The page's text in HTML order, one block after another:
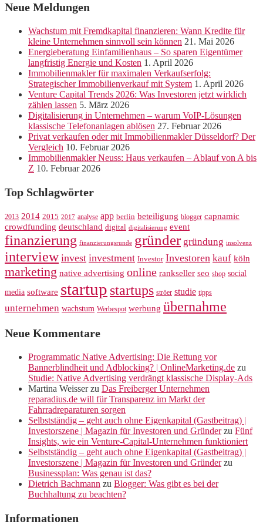
Neue Meldungen
Wachstum mit Fremdkapital finanzieren: Wann Kredite für
kleine Unternehmen sinnvoll sein können 21. Mai 2026
Energieberatung Einfamilienhaus – So sparen Eigentümer
langfristig Energie und Kosten 1. April 2026
Immobilienmakler für maximalen Verkaufserfolg:
Strategischer Immobilienverkauf mit System 1. April 2026
Venture Capital Trends 2026: Was Investoren jetzt wirklich
zählen lassen 5. März 2026
Digitalisierung in Unternehmen – warum VoIP-Lösungen
klassische Telefonanlagen ablösen 27. Februar 2026
Privat verkaufen oder mit Immobilienmakler Düsseldorf? Der
Vergleich 10. Februar 2026
Immobilienmakler Neuss: Haus verkaufen – Ablauf von A bis
Z 10. Februar 2026
Top Schlagwörter
2013 2014 2015 2017 analyse app berlin beteiligung blogger capnamic
crowdfunding deutschland digital digitalisierung event
finanzierung finanzierungsrunde gründer gründung insolvenz
interview invest investment Investor Investoren kauf köln
marketing native advertising online rankseller seo shop social
media software startup startups ströer studie tipps
unternehmen wachstum Werbespot werbung übernahme
Neue Kommentare
Programmatic Native Advertising: Die Rettung vor
Bannerblindheit und Adblocking? | OnlineMarketing.de zu
Studie: Native Advertising verdrängt klassische Display-Ads
Martina Weisserzu Das Freiberger Unternehmen
reparadius.de will für Transparenz im Markt der
Fahrradreparaturen sorgen
Selbstständig – geht auch ohne Eigenkapital (Gastbeitrag) |
Investorszene | Magazin für Investoren und Gründerzu Fünf
Insights, wie ein Venture-Capital-Unternehmen funktioniert
Selbstständig – geht auch ohne Eigenkapital (Gastbeitrag) |
Investorszene | Magazin für Investoren und Gründerzu
Businessplan: Was genau ist das?
Dietrich Bachmann zu Blogger: Was gibt es bei der
Buchhaltung zu beachten?
Informationen